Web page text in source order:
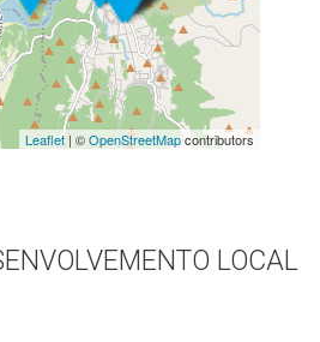
Leaflet| ©OpenStreetMapcontributors
LOCAL